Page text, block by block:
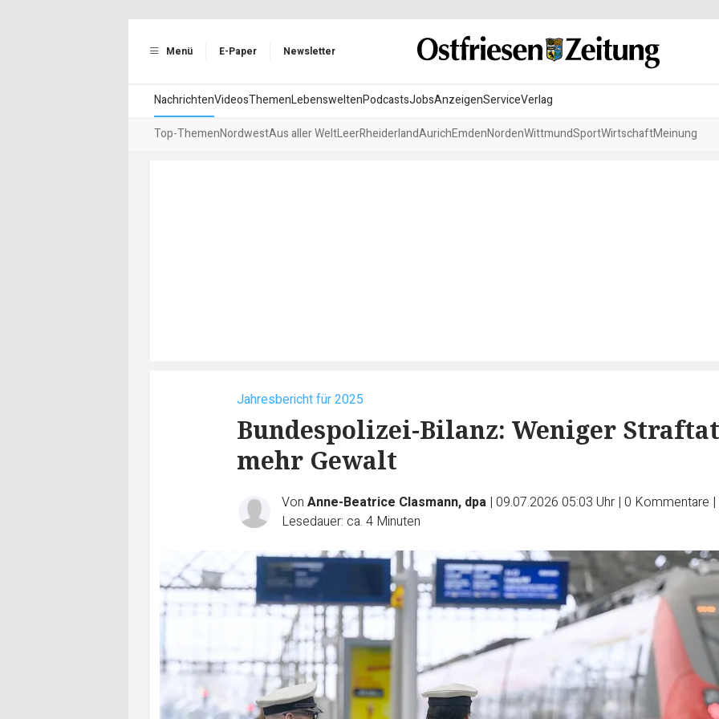
Menü E-Paper Newsletter
NachrichtenVideosThemenLebensweltenPodcastsJobsAnzeigenServiceVerlag
Top-ThemenNordwestAus aller WeltLeerRheiderlandAurichEmdenNordenWittmundSportWirtschaftMeinung
Jahresbericht für 2025
Bundespolizei-Bilanz: Weniger
mehr Gewalt
Von Anne-Beatrice Clasmann, dpa | 09.07.2026 05:03 Uhr | 0 Kommentare |
Lesedauer: ca. 4 Minuten